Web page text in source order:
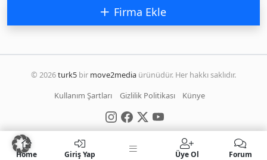
Firma Ekle
© 2026turk5 bir move2media ürünüdür. Her hakkı saklıdır.
Kullanım Şartları
Gizlilik Politikası Künye
Home Giriş Yap Üye Ol Forum